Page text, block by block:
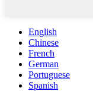
English
Chinese
French
German
Portuguese
Spanish